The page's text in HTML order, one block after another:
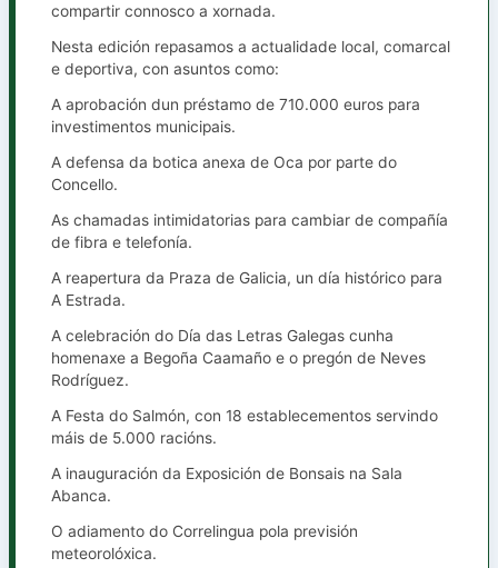
compartir connosco a xornada.
Nesta edición repasamos a actualidade local, comarcal
e deportiva, con asuntos como:
A aprobación dun préstamo de 710.000 euros para
investimentos municipais.
A defensa da botica anexa de Oca por parte do
Concello.
As chamadas intimidatorias para cambiar de compañía
de fibra e telefonía.
A reapertura da Praza de Galicia, un día histórico para
A Estrada.
A celebración do Día das Letras Galegas cunha
homenaxe a Begoña Caamaño e o pregón de Neves
Rodríguez.
A Festa do Salmón, con 18 establecementos servindo
máis de 5.000 racións.
A inauguración da Exposición de Bonsais na Sala
Abanca.
O adiamento do Correlingua pola previsión
meteorolóxica.